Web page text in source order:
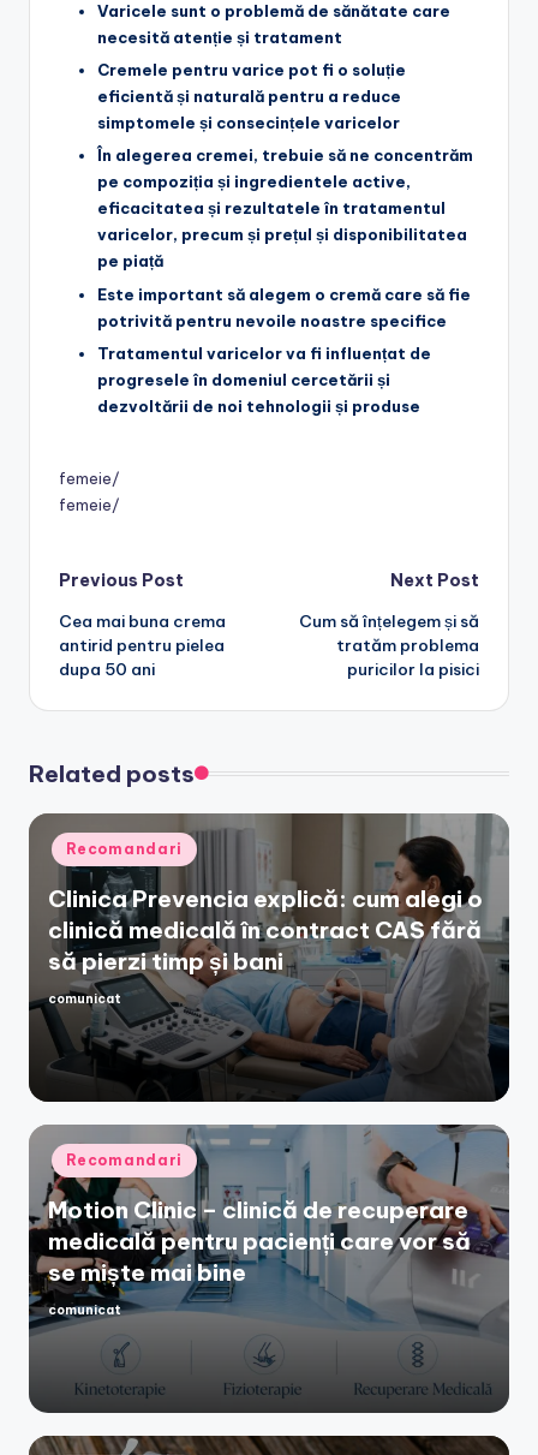
Varicele sunt o problemă de sănătate care
necesită atenție și tratament
Cremele pentru varice pot fi o soluție
eficientă și naturală pentru a reduce
simptomele și consecințele varicelor
În alegerea cremei, trebuie să ne concentrăm
pe compoziția și ingredientele active,
eficacitatea și rezultatele în tratamentul
varicelor, precum și prețul și disponibilitatea
pe piață
Este important să alegem o cremă care să fie
potrivită pentru nevoile noastre specifice
Tratamentul varicelor va fi influențat de
progresele în domeniul cercetării și
dezvoltării de noi tehnologii și produse
femeie/
femeie/
Post
navigation
Previous Post
Cea mai buna crema
antirid pentru pielea
dupa 50 ani
Next Post
Cum să înțelegem și să
tratăm problema
puricilor la pisici
Related posts
Posted
in
Recomandari
Clinica Prevencia explică: cum alegi o
clinică medicală în contract CAS fără
să pierzi timp și bani
Posted
by
comunicat
Posted
in
Recomandari
Motion Clinic – clinică de recuperare
medicală pentru pacienți care vor să
se miște mai bine
Posted
by
comunicat